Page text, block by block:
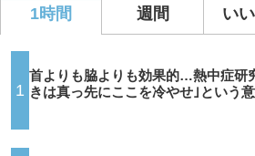
1時間 週間 い
1
首よりも脇よりも効果的…熱中症研
きは真っ先にここを冷やせ｣という